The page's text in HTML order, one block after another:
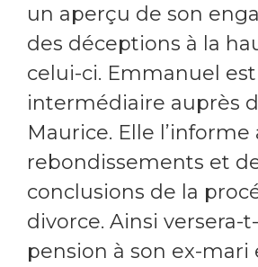
un aperçu de son
des déceptions à la
celui-ci. Emmanuel
intermédiaire auprès
Maurice. Elle l’informe
rebondissements et
conclusions de la
divorce. Ainsi versera-
pension à son ex-mari